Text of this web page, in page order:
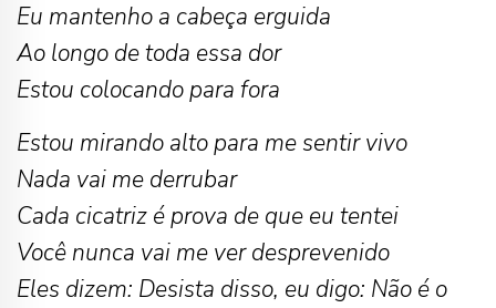
Eu mantenho a cabeça erguida
Ao longo de toda essa dor
Estou colocando para fora
Estou mirando alto para me sentir vivo
Nada vai me derrubar
Cada cicatriz é prova de que eu tentei
Você nunca vai me ver desprevenido
Eles dizem: Desista disso, eu digo: Não é o